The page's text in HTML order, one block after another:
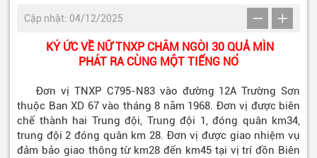
Cập nhật: 04/12/2025
KÝ ỨC VỀ NỮ TNXP CHÂM NGÒI 30 QUẢ MÌN
PHÁT RA CÙNG MỘT TIẾNG NỔ
Đơn vị TNXP C795-N83 vào đường 12A Trường Sơn
thuộc Ban XD 67 vào tháng 8 năm 1968. Đơn vị được biên
chế thành hai Trung đội, Trung đội 1, đóng quân km34,
trung đội 2 đóng quân km 28. Đơn vị được giao nhiệm vụ
đảm bảo giao thông từ km28 đến km45 tại vị trí đồn Biên